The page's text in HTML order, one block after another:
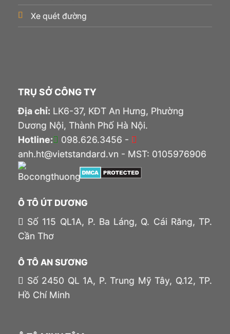
Xe quét đường
TRỤ SỞ CÔNG TY
Địa chỉ: LK6-37, KĐT An Hưng, Phường
Dương Nội, Thành Phố Hà Nội.
Hotline:
098.626.3456 -
anh.ht@vietstandard.vn - MST: 0105976906
Ô TÔ ÚT DƯƠNG
Số 115 QL1A, P. Ba Láng, Q. Cái Răng, TP.
Cần Thơ
Ô TÔ AN SƯƠNG
Số 2450 QL 1A, P. Trung Mỹ Tây, Q.12, TP.
Hồ Chí Minh